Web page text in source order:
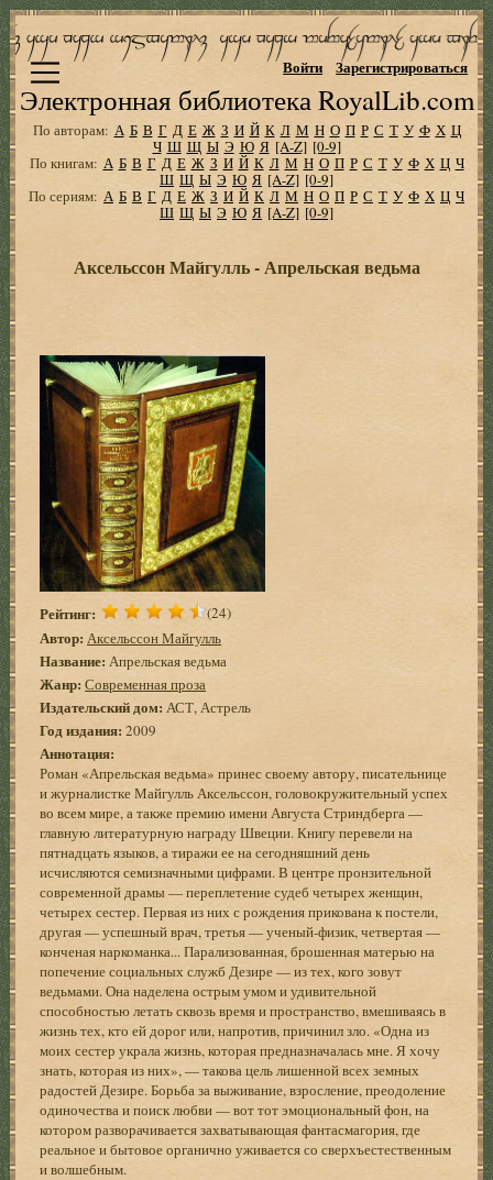
Электронная библиотека RoyalLib.com
Войти Зарегистрироваться
По авторам: А Б В Г Д Е Ж З И Й К Л М Н О П Р С Т У Ф Х Ц
Ч Ш Щ Ы Э Ю Я [A-Z] [0-9]
По книгам: А Б В Г Д Е Ж З И Й К Л М Н О П Р С Т У Ф Х Ц Ч
Ш Щ Ы Э Ю Я [A-Z] [0-9]
По сериям: А Б В Г Д Е Ж З И Й К Л М Н О П Р С Т У Ф Х Ц Ч
Ш Щ Ы Э Ю Я [A-Z] [0-9]
Аксельссон Майгулль - Апрельская ведьма
Рейтинг: (24)
Автор: Аксельссон Майгулль
Название: Апрельская ведьма
Жанр: Современная проза
Издательский дом: АСТ, Астрель
Год издания: 2009
Аннотация:
Роман «Апрельская ведьма» принес своему автору, писательнице
и журналистке Майгулль Аксельссон, головокружительный успех
во всем мире, а также премию имени Августа Стриндберга —
главную литературную награду Швеции. Книгу перевели на
пятнадцать языков, а тиражи ее на сегодняшний день
исчисляются семизначными цифрами. В центре пронзительной
современной драмы — переплетение судеб четырех женщин,
четырех сестер. Первая из них с рождения прикована к постели,
другая — успешный врач, третья — ученый-физик, четвертая —
конченая наркоманка... Парализованная, брошенная матерью на
попечение социальных служб Дезире — из тех, кого зовут
ведьмами. Она наделена острым умом и удивительной
способностью летать сквозь время и пространство, вмешиваясь в
жизнь тех, кто ей дорог или, напротив, причинил зло. «Одна из
моих сестер украла жизнь, которая предназначалась мне. Я хочу
знать, которая из них», — такова цель лишенной всех земных
радостей Дезире. Борьба за выживание, взросление, преодоление
одиночества и поиск любви — вот тот эмоциональный фон, на
котором разворачивается захватывающая фантасмагория, где
реальное и бытовое органично уживается со сверхъестественным
и волшебным.